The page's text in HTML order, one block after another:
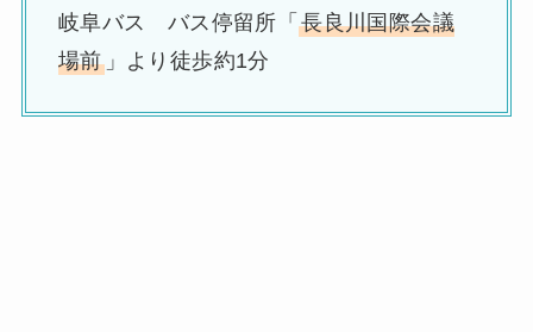
岐阜バス バス停留所「長良川国際会議
場前」より徒歩約1分